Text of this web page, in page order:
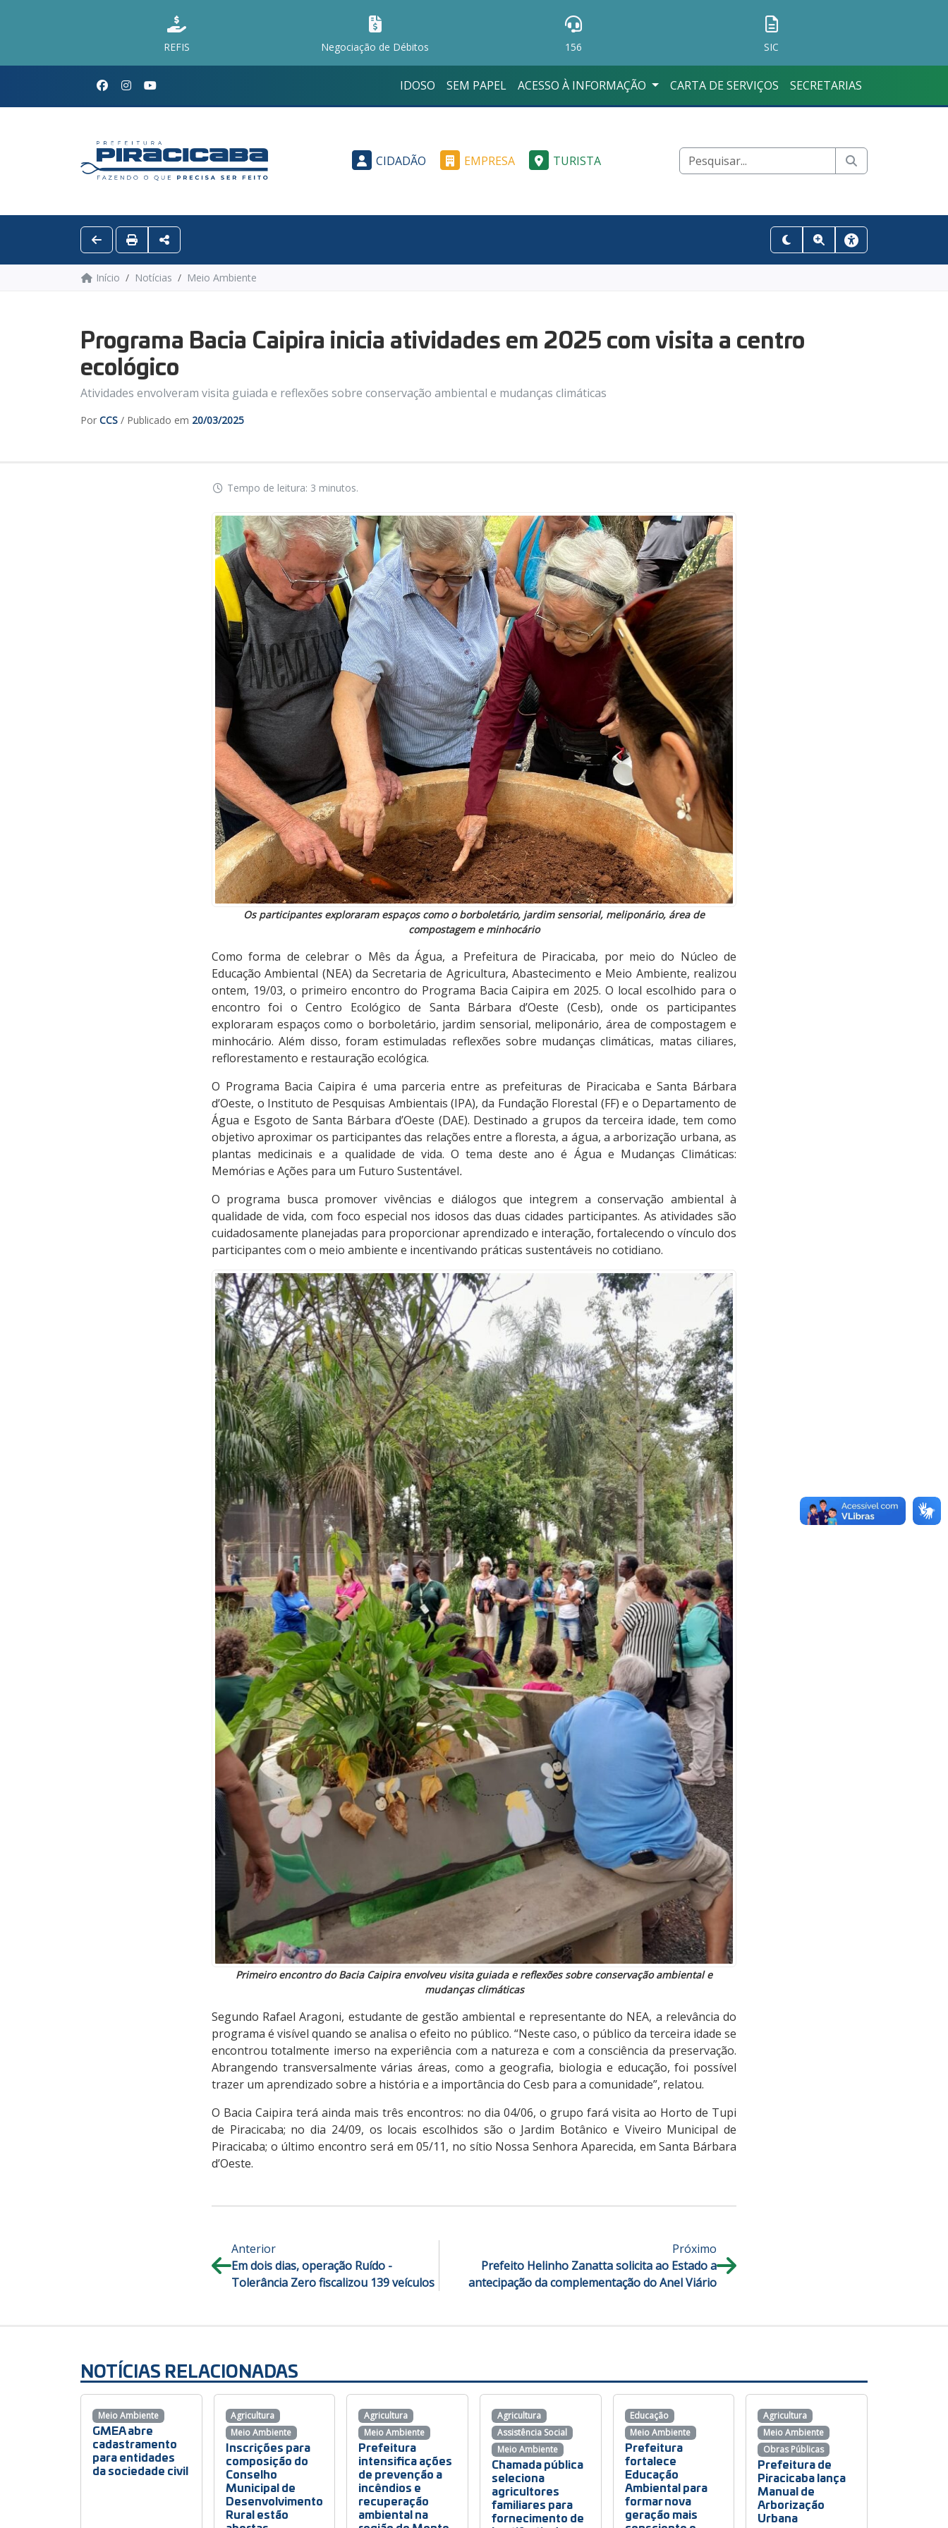
REFIS Negociação de Débitos 156 SIC
IDOSO SEM PAPEL ACESSO À INFORMAÇÃO CARTA DE SERVIÇOS SECRETARIAS
CIDADÃO EMPRESA TURISTA
Início Notícias Meio Ambiente
Programa Bacia Caipira inicia atividades em 2025 com visita a centro
ecológico
Atividades envolveram visita guiada e reflexões sobre conservação ambiental e mudanças climáticas
Por CCS / Publicado em 20/03/2025
Tempo de leitura: 3 minutos.
Os participantes exploraram espaços como o borboletário, jardim sensorial, meliponário, área de
compostagem e minhocário
Como forma de celebrar o Mês da Água, a Prefeitura de Piracicaba, por meio do Núcleo de
Educação Ambiental (NEA) da Secretaria de Agricultura, Abastecimento e Meio Ambiente, realizou
ontem, 19/03, o primeiro encontro do Programa Bacia Caipira em 2025. O local escolhido para o
encontro foi o Centro Ecológico de Santa Bárbara d’Oeste (Cesb), onde os participantes
exploraram espaços como o borboletário, jardim sensorial, meliponário, área de compostagem e
minhocário. Além disso, foram estimuladas reflexões sobre mudanças climáticas, matas ciliares,
reflorestamento e restauração ecológica.
O Programa Bacia Caipira é uma parceria entre as prefeituras de Piracicaba e Santa Bárbara
d’Oeste, o Instituto de Pesquisas Ambientais (IPA), da Fundação Florestal (FF) e o Departamento de
Água e Esgoto de Santa Bárbara d’Oeste (DAE). Destinado a grupos da terceira idade, tem como
objetivo aproximar os participantes das relações entre a floresta, a água, a arborização urbana, as
plantas medicinais e a qualidade de vida. O tema deste ano é Água e Mudanças Climáticas:
Memórias e Ações para um Futuro Sustentável.
O programa busca promover vivências e diálogos que integrem a conservação ambiental à
qualidade de vida, com foco especial nos idosos das duas cidades participantes. As atividades são
cuidadosamente planejadas para proporcionar aprendizado e interação, fortalecendo o vínculo dos
participantes com o meio ambiente e incentivando práticas sustentáveis no cotidiano.
Primeiro encontro do Bacia Caipira envolveu visita guiada e reflexões sobre conservação ambiental e
mudanças climáticas
Segundo Rafael Aragoni, estudante de gestão ambiental e representante do NEA, a relevância do
programa é visível quando se analisa o efeito no público. “Neste caso, o público da terceira idade se
encontrou totalmente imerso na experiência com a natureza e com a consciência da preservação.
Abrangendo transversalmente várias áreas, como a geografia, biologia e educação, foi possível
trazer um aprendizado sobre a história e a importância do Cesb para a comunidade”, relatou.
O Bacia Caipira terá ainda mais três encontros: no dia 04/06, o grupo fará visita ao Horto de Tupi
de Piracicaba; no dia 24/09, os locais escolhidos são o Jardim Botânico e Viveiro Municipal de
Piracicaba; o último encontro será em 05/11, no sítio Nossa Senhora Aparecida, em Santa Bárbara
d’Oeste.
Anterior
Em dois dias, operação Ruído -
Tolerância Zero fiscalizou 139 veículos
Próximo
Prefeito Helinho Zanatta solicita ao Estado a
antecipação da complementação do Anel Viário
NOTÍCIAS RELACIONADAS
GMEA abre
cadastramento
para entidades
da sociedade civil
Meio Ambiente
Inscrições para
composição do
Conselho
Municipal de
Desenvolvimento
Rural estão
Agricultura
Meio Ambiente
Prefeitura
intensifica ações
de prevenção a
incêndios e
recuperação
ambiental na
Agricultura
Meio Ambiente
Chamada pública
seleciona
agricultores
familiares para
fornecimento de
Agricultura
Assistência Social
Meio Ambiente
Prefeitura
fortalece
Educação
Ambiental para
formar nova
geração mais
Educação
Meio Ambiente
Prefeitura de
Piracicaba lança
Manual de
Arborização
Urbana
Agricultura
Meio Ambiente
Obras Públicas